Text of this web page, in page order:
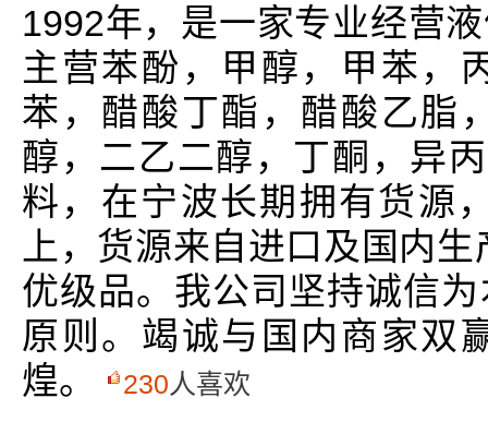
1992年，是一家专业经营
主营苯酚，甲醇，甲苯，
苯，醋酸丁酯，醋酸乙脂
醇，二乙二醇，丁酮，异
料，在宁波长期拥有货源
上，货源来自进口及国内
优级品。我公司坚持诚信
原则。竭诚与国内商家双
煌。
230人喜欢